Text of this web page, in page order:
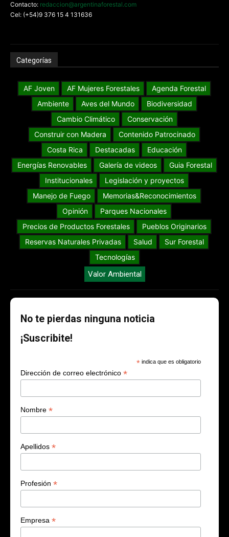
Contacto: redaccion@argentinaforestal.com
Cel: (+54)9 376 15 4 131636
Categorías
AF Joven AF Mujeres Forestales
Agenda Forestal
Ambiente
Aves del Mundo
Biodiversidad
Cambio Climático
Conservación
Construir con Madera
Contenido Patrocinado
Costa Rica
Destacadas
Educación
Energías Renovables
Galería de videos
Guia Forestal
Institucionales
Legislación y proyectos
Manejo de Fuego
Memorias&Reconocimientos
Opinión
Parques Nacionales
Precios de Productos Forestales
Pueblos Originarios
Reservas Naturales Privadas
Salud
Sur Forestal
Tecnologías
Valor Ambiental
No te pierdas ninguna noticia
¡Suscribite!
* indica que es obligatorio
Dirección de correo electrónico *
Nombre *
Apellidos *
Profesión *
Empresa *